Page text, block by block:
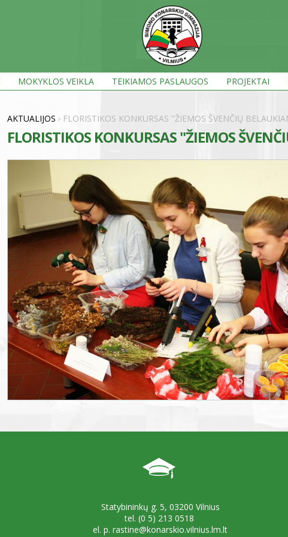
MOKYKLOS VEIKLA TEIKIAMOS PASLAUGOS PROJEKTAI
AKTUALIJOS > FLORISTIKOS KONKURSAS "ŽIEMOS ŠVENČIŲ
FLORISTIKOS KONKURSAS "ŽIEMOS
Statybininkų g. 5, 03200 Vilnius
tel. (0 5) 213 0518
el. p. rastine@konarskio.vilnius.lm.lt